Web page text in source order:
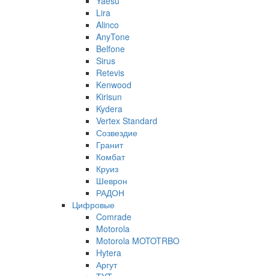
Lira
Alinco
AnyTone
Belfone
Sirus
Retevis
Kenwood
Kirisun
Kydera
Vertex Standard
Созвездие
Гранит
Комбат
Круиз
Шеврон
РАДОН
Цифровые
Comrade
Motorola
Motorola MOTOTRBO
Hytera
Аргут